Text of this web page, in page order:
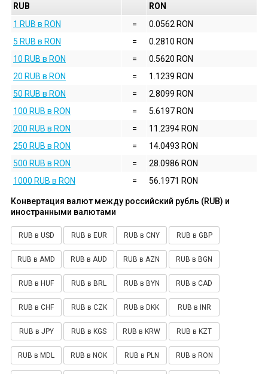
RUB
RON
1 RUB в RON
=
0.0562 RON
5 RUB в RON
=
0.2810 RON
10 RUB в RON
=
0.5620 RON
20 RUB в RON
=
1.1239 RON
50 RUB в RON
=
2.8099 RON
100 RUB в RON
=
5.6197 RON
200 RUB в RON
=
11.2394 RON
250 RUB в RON
=
14.0493 RON
500 RUB в RON
=
28.0986 RON
1000 RUB в RON
= 56.1971 RON
Конвертация валют между российский рубль (RUB) и
иностранными валютами
RUB в USD RUB в EUR RUB в CNY RUB в GBP
RUB в AMD RUB в AUD RUB в AZN RUB в BGN
RUB в HUF RUB в BRL RUB в BYN RUB в CAD
RUB в CHF RUB в CZK RUB в DKK RUB в INR
RUB в JPY RUB в KGS RUB в KRW RUB в KZT
RUB в MDL RUB в NOK RUB в PLN RUB в RON